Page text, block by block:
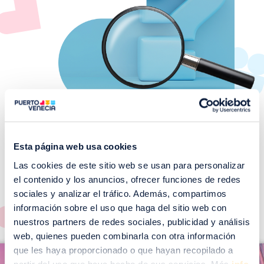
Esta página web usa cookies
Las cookies de este sitio web se usan para personalizar
el contenido y los anuncios, ofrecer funciones de redes
sociales y analizar el tráfico. Además, compartimos
información sobre el uso que haga del sitio web con
nuestros partners de redes sociales, publicidad y análisis
web, quienes pueden combinarla con otra información
que les haya proporcionado o que hayan recopilado a
¡No te pierdas nuestros
EVENTOS!
Ver todos >
m